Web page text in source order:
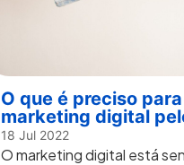
O que é preciso
marketing digital
18 Jul 2022
O marketing digital está